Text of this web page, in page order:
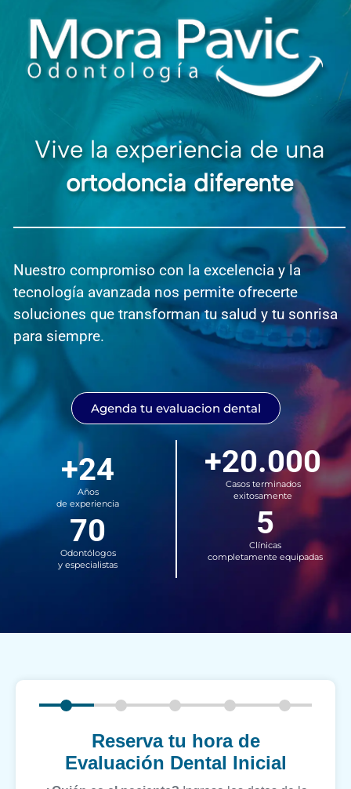
Vive la experiencia de una
ortodoncia diferente
Nuestro compromiso con la excelencia y la
tecnología avanzada nos permite ofrecerte
soluciones que transforman tu salud y tu sonrisa
para siempre.
Agenda tu evaluacion dental
+24
Años
de experiencia
+20.000
Casos terminados
exitosamente
70
Odontólogos
y especialistas
5
Clínicas
completamente equipadas